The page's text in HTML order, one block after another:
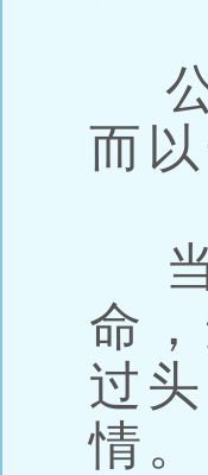
公
而
当
命
过
情。